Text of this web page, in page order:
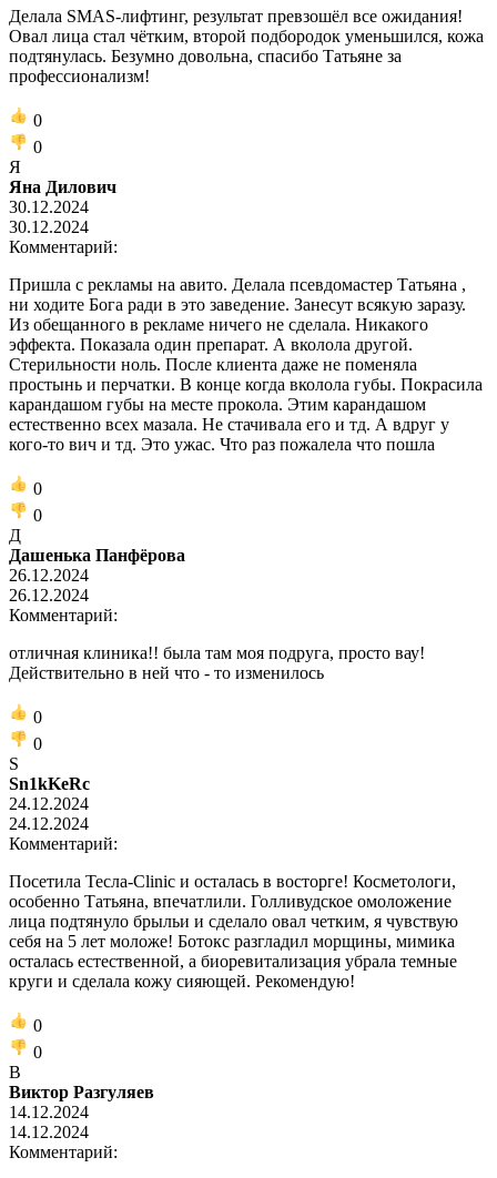
Делала SMAS-лифтинг, результат превзошёл все ожидания!
Овал лица стал чётким, второй подбородок уменьшился, кожа
подтянулась. Безумно довольна, спасибо Татьяне за
профессионализм!
0
0
Я
Яна Дилович
30.12.2024
30.12.2024
Комментарий:
Пришла с рекламы на авито. Делала псевдомастер Татьяна ,
ни ходите Бога ради в это заведение. Занесут всякую заразу.
Из обещанного в рекламе ничего не сделала. Никакого
эффекта. Показала один препарат. А вколола другой.
Стерильности ноль. После клиента даже не поменяла
простынь и перчатки. В конце когда вколола губы. Покрасила
карандашом губы на месте прокола. Этим карандашом
естественно всех мазала. Не стачивала его и тд. А вдруг у
кого-то вич и тд. Это ужас. Что раз пожалела что пошла
0
0
Д
Дашенька Панфёрова
26.12.2024
26.12.2024
Комментарий:
отличная клиника!! была там моя подруга, просто вау!
Действительно в ней что - то изменилось
0
0
S
Sn1kKeRc
24.12.2024
24.12.2024
Комментарий:
Посетила Тесла-Clinic и осталась в восторге! Косметологи,
особенно Татьяна, впечатлили. Голливудское омоложение
лица подтянуло брыльи и сделало овал четким, я чувствую
себя на 5 лет моложе! Ботокс разгладил морщины, мимика
осталась естественной, а биоревитализация убрала темные
круги и сделала кожу сияющей. Рекомендую!
0
0
В
Виктор Разгуляев
14.12.2024
14.12.2024
Комментарий: